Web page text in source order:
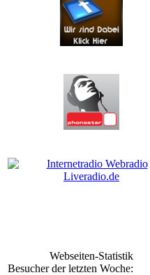
Webseiten-Statistik
Besucher der letzten Woche: